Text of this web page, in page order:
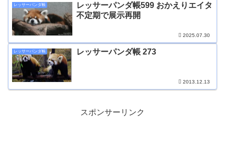
レッサーパンダ帳
レッサーパンダ帳599 おかえりエイタ
不定期で展示再開
2025.07.30
レッサーパンダ帳 レッサーパンダ帳 273
2013.12.13
スポンサーリンク